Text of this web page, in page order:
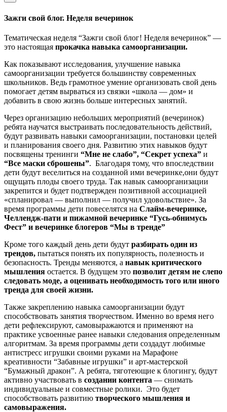
Зажги свой блог. Неделя вечеринок
Тематическая неделя “Зажги свой блог! Неделя вечеринок” —
это настоящая прокачка навыка самоорганизации.
Как показывают исследования, улучшение навыка
самоорганизации требуется большинству современных
школьников. Ведь грамотное умение организовать свой день
помогает детям вырваться из связки «школа — дом» и
добавить в свою жизнь больше интересных занятий.
Через организацию небольших мероприятий (вечеринок)
ребята научатся выстраивать последовательность действий,
будут развивать навыки самоорганизации, постановки целей
и планирования своего дня. Развитию этих навыков будут
посвящены тренинги “Мне не слабо”, “Секрет успеха” и
“Все маски сброшены”. Благодаря тому, что впоследствии
дети будут веселиться на созданной ими вечеринке,они будут
ощущать плоды своего труда. Так навык самоорганизации
закрепится и будет подтвержден позитивной ассоциацией
«спланировал — выполнил — получил удовольствие». За
время программы дети повеселятся на Слайм-вечеринке,
Челлендж-пати и пижамной вечеринке “Гусь-обнимусь
Фест” и вечеринке блогеров “Мы в тренде”
Кроме того каждый день дети будут разбирать один из
трендов, пытаться понять их популярность, полезность и
безопасность. Тренды меняются, а навык критического
мышления остается. В будущем это позволит детям не слепо
следовать моде, а оценивать необходимость того или иного
тренда для своей жизни.
Также закреплению навыка самоорганизации будут
способствовать занятия творчеством. Именно во время него
дети рефлексируют, самовыражаются и применяют на
практике усвоенные ранее навыки следования определенным
алгоритмам. За время программы дети создадут любимые
антистресс игрушки своими руками на Марафоне
креативности “Забавные игрушки” и арт-мастерской
“Бумажный дракон”. А ребята, тяготеющие к блогингу, будут
активно участвовать в создании контента — снимать
индивидуальные и совместные ролики. Это будет
способствовать развитию творческого мышления и
самовыражения.